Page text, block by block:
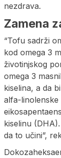
nezdrava.
Zamena
“Tofu sadrži
kod omega 3
životinjskog
omega 3
kiselina, a da
alfa-linolenske
kiselinu
da to učini”,